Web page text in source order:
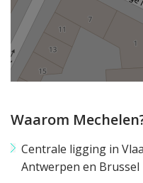
Waarom
Centrale ligging in
Antwerpen en Brussel